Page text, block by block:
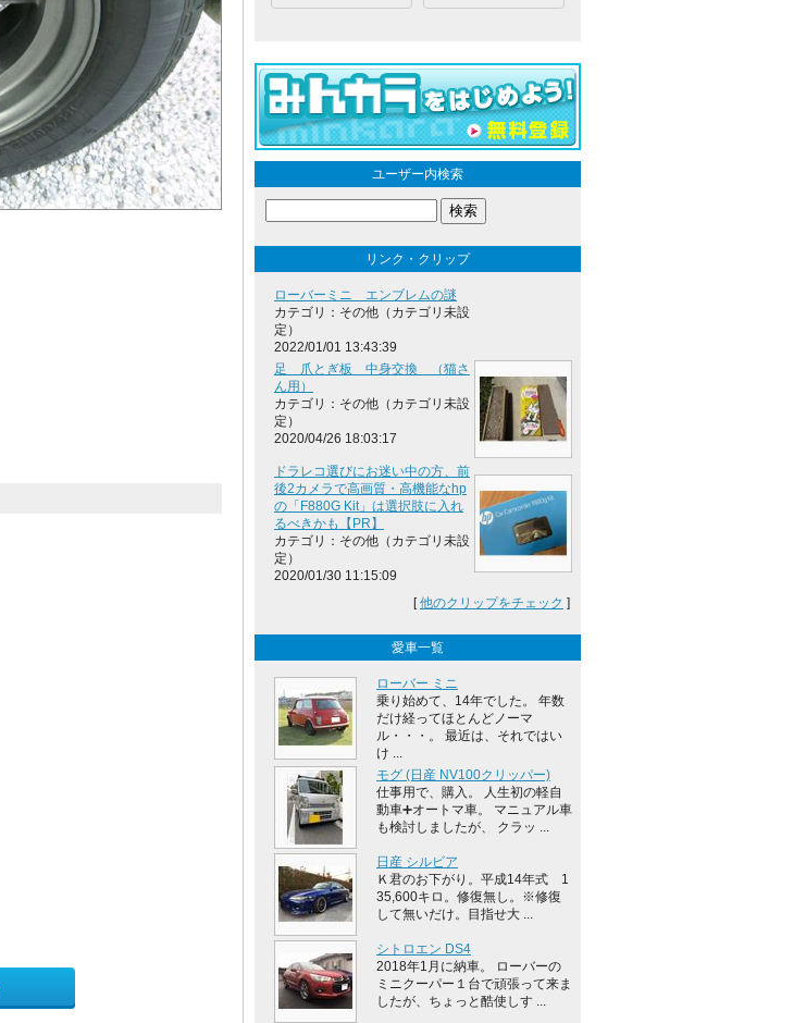
ユーザー内検索
リンク・クリップ
ローバーミニ エンブレムの謎
カテゴリ：その他（カテゴリ未設
定）
2022/01/01 13:43:39
足 爪とぎ板 中身交換 （猫さ
ん用）
カテゴリ：その他（カテゴリ未設
定）
2020/04/26 18:03:17
ドラレコ選びにお迷い中の方、前
後2カメラで高画質・高機能なhp
の「F880G Kit」は選択肢に入れ
るべきかも【PR】
カテゴリ：その他（カテゴリ未設
定）
2020/01/30 11:15:09
[他のクリップをチェック ]
愛車一覧
ローバー ミニ
乗り始めて、14年でした。 年数
だけ経ってほとんどノーマ
ル・・・。 最近は、それではい
け ...
モグ (日産 NV100クリッパー)
仕事用で、購入。 人生初の軽自
動車➕オートマ車。 マニュアル車
も検討しましたが、 クラッ ...
日産 シルビア
Ｋ君のお下がり。平成14年式 1
35,600キロ。修復無し。※修復
して無いだけ。目指せ大 ...
シトロエン DS4
2018年1月に納車。 ローバーの
ミニクーパー１台で頑張って来ま
したが、ちょっと酷使しす ...